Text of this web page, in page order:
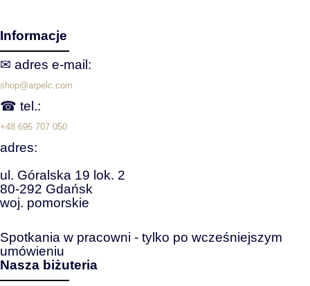
Informacje
✉ adres e‑mail:
shop@arpelc.com
☎ tel.:
+48 696 707 050
adres:
ul. Góralska 19 lok. 2
80-292 Gdańsk
woj. pomorskie
Spotkania w pracowni - tylko po wcześniejszym
umówieniu
Nasza biżuteria